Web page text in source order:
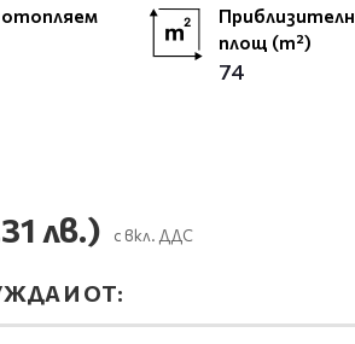
отопляем
площ (m²)
74
лв.) с вкл. ДДС
И ОТ: